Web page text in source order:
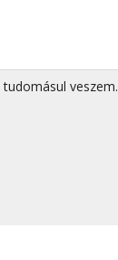
veszem.